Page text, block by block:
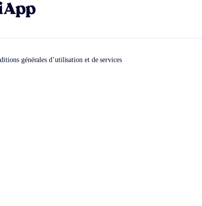
générales d’utilisation et de services